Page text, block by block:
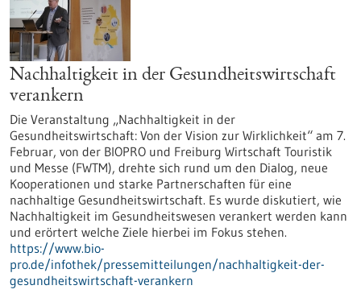
Nachhaltigkeit in der Gesundheitswirtschaft
verankern
Die Veranstaltung „Nachhaltigkeit in der
Gesundheitswirtschaft: Von der Vision zur Wirklichkeit“ am 7.
Februar, von der BIOPRO und Freiburg Wirtschaft Touristik
und Messe (FWTM), drehte sich rund um den Dialog, neue
Kooperationen und starke Partnerschaften für eine
nachhaltige Gesundheitswirtschaft. Es wurde diskutiert, wie
Nachhaltigkeit im Gesundheitswesen verankert werden kann
und erörtert welche Ziele hierbei im Fokus stehen.
https://www.bio-
pro.de/infothek/pressemitteilungen/nachhaltigkeit-der-
gesundheitswirtschaft-verankern